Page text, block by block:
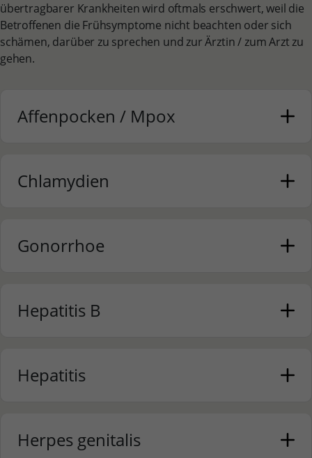
übertragbarer Krankheiten wird oftmals erschwert, weil die
Betroffenen die Frühsymptome nicht beachten oder sich
schämen, darüber zu sprechen und zur Ärztin / zum Arzt zu
gehen.
Affenpocken / Mpox
Chlamydien
Gonorrhoe
Hepatitis B
Hepatitis
Herpes genitalis